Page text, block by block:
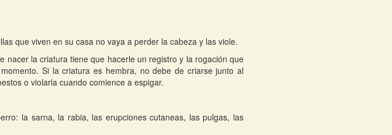
que viven en su casa no vaya a perder la cabeza y las viole.
nacer la criatura tiene que hacerle un registro y la rogación que
Si la criatura es hembra, no debe de criarse junto al
o violarla cuando comience a espigar.
la sarna, la rabia, las erupciones cutaneas, las pulgas, las